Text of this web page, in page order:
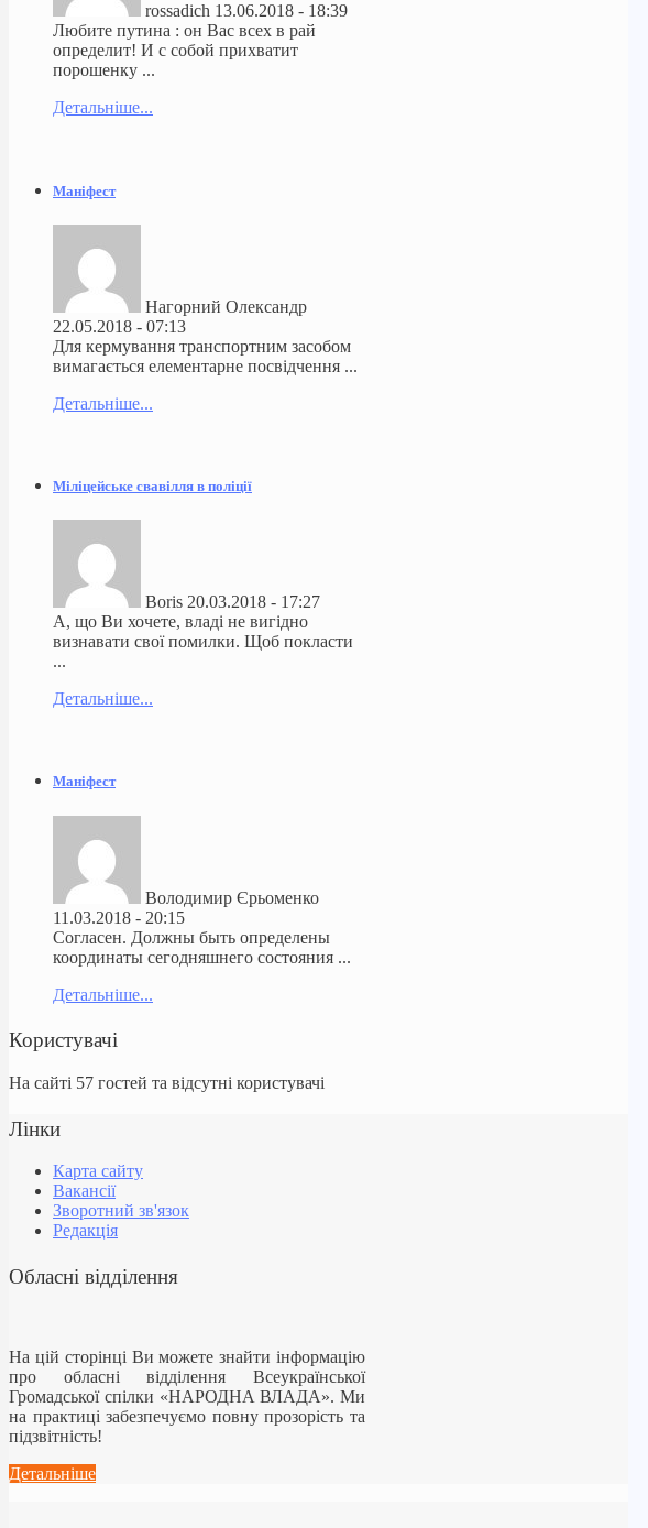
rossadich 13.06.2018 - 18:39
Любите путина : он Вас всех в рай
определит! И с собой прихватит
порошенку ...
Детальніше...
Маніфест
Нагорний Олександр
22.05.2018 - 07:13
Для кермування транспортним засобом
вимагається елементарне посвідчення ...
Детальніше...
Міліцейське свавілля в поліції
Boris 20.03.2018 - 17:27
А, що Ви хочете, владі не вигідно
визнавати свої помилки. Щоб покласти
...
Детальніше...
Маніфест
Володимир Єрьоменко
11.03.2018 - 20:15
Согласен. Должны быть определены
координаты сегодняшнего состояния ...
Детальніше...
Користувачі
На сайті 57 гостей та відсутні користувачі
Лінки
Карта сайту
Вакансії
Зворотний зв'язок
Редакція
Обласні відділення
На цій сторінці Ви можете знайти інформацію
про обласні відділення Всеукраїнської
Громадської спілки «НАРОДНА ВЛАДА». Ми
на практиці забезпечуємо повну прозорість та
підзвітність!
Детальніше